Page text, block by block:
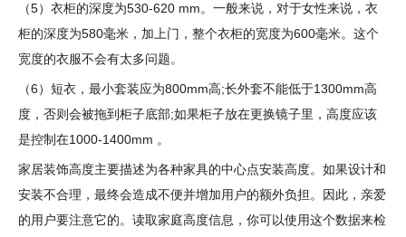
（5）衣柜的深度为530-620 mm。一般来说，对于女性来说，衣
柜的深度为580毫米，加上门，整个衣柜的宽度为600毫米。这个
宽度的衣服不会有太多问题。
（6）短衣，最小套装应为800mm高;长外套不能低于1300mm高
度，否则会被拖到柜子底部;如果柜子放在更换镜子里，高度应该
是控制在1000-1400mm 。
家居装饰高度主要描述为各种家具的中心点安装高度。如果设计和
安装不合理，最终会造成不便并增加用户的额外负担。因此，亲爱
的用户要注意它的。读取家庭高度信息，你可以使用这个数据来检